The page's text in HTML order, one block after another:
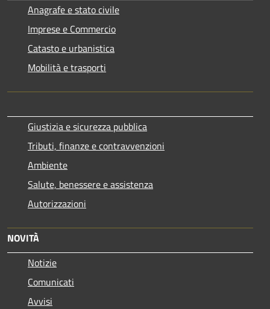
Anagrafe e stato civile
Imprese e Commercio
Catasto e urbanistica
Mobilità e trasporti
Giustizia e sicurezza pubblica
Tributi, finanze e contravvenzioni
Ambiente
Salute, benessere e assistenza
Autorizzazioni
NOVITÀ
Notizie
Comunicati
Avvisi